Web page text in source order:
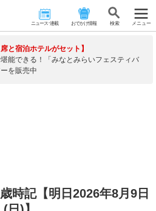
ニュース･連載 おでかけ情報 検 索 メニュー
と宿泊ホテルがセット】
能できる！「みなとみらいフェスティバ
を販売中
時記【明日2026年8月9日